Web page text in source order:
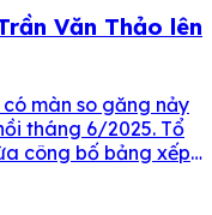
Văn Thảo lên
màn so găng nảy
tháng 6/2025. Tổ
công bố bảng xếp
[…]